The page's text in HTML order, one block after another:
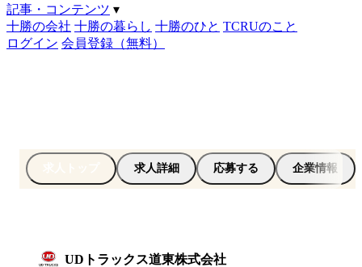
記事・コンテンツ ▾
十勝の会社 十勝の暮らし 十勝のひと TCRUのこと
ログイン 会員登録（無料）
求人詳細 応募する 企業情報
UDトラックス道東株式会社